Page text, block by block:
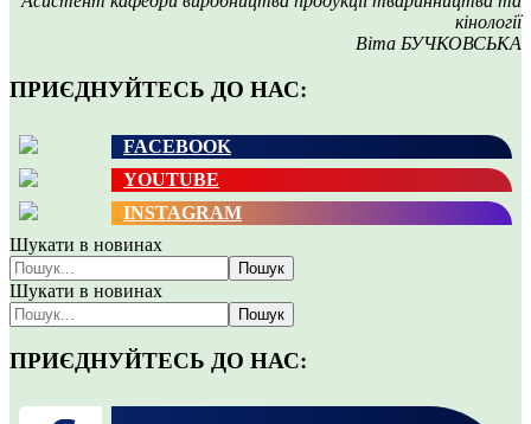
кінології
Віта БУЧКОВСЬКА
ПРИЄДНУЙТЕСЬ ДО НАС:
FACEBOOK
YOUTUBE
INSTAGRAM
Шукати в новинах
Пошук
Шукати в новинах
Пошук
ПРИЄДНУЙТЕСЬ ДО НАС: